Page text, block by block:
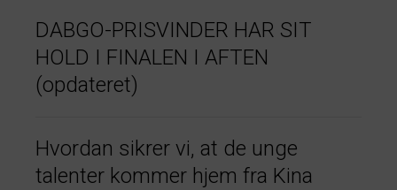
DABGO-PRISVINDER HAR SIT
HOLD I FINALEN I AFTEN
(opdateret)
Hvordan sikrer vi, at de unge
talenter kommer hjem fra Kina